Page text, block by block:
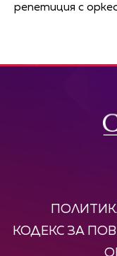
репетиция с
КОДЕКС ЗА